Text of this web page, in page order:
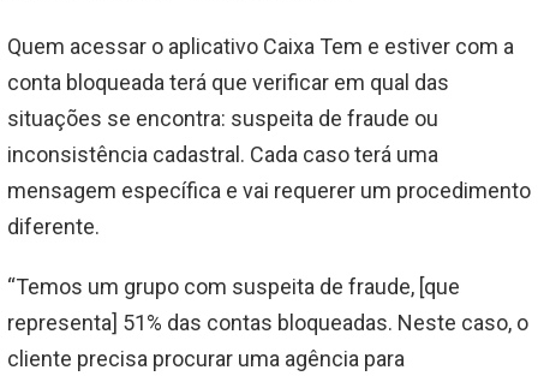
Quem acessar o aplicativo Caixa Tem e estiver com a
conta bloqueada terá que verificar em qual das
situações se encontra: suspeita de fraude ou
inconsistência cadastral. Cada caso terá uma
mensagem específica e vai requerer um procedimento
diferente.
“Temos um grupo com suspeita de fraude, [que
representa] 51% das contas bloqueadas. Neste caso, o
cliente precisa procurar uma agência para